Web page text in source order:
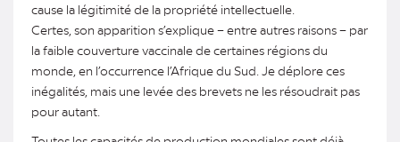
cause la légitimité de la propriété intellectuelle.
Certes, son apparition s’explique – entre autres raisons – par
la faible couverture vaccinale de certaines régions du
monde, en l’occurrence l’Afrique du Sud. Je déplore ces
inégalités, mais une levée des brevets ne les résoudrait pas
pour autant.